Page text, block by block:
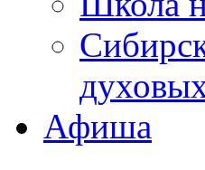
Афиша